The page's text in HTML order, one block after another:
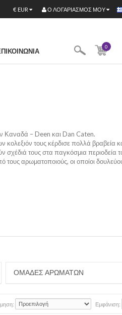
€ EUR Ο ΛΟΓΑΡΙΑΣΜΌΣ ΜΟΥ
0
Καναδά – Deen και Dan Caten.
κολεξιόν τους κέρδισε πολλά βραβεία
σχέδιά τους στα παγκόσμια περιοδεία
αρωματοποιούς, οι οποίοι
ΟΜΑΔΕΣ ΑΡΩΜΑΤΩΝ
Εμφάνιση: